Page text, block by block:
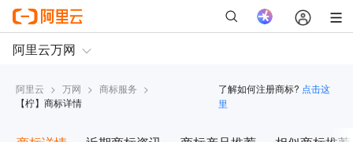
阿里云 > 万网 > 商标服务 >
【柠】商标详情
了解如何注册商标? 点击这
里